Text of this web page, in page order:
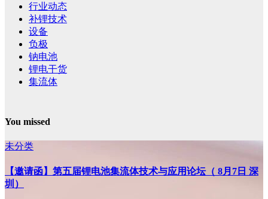
行业动态
补锂技术
设备
负极
钠电池
锂电干货
集流体
You missed
未分类
【邀请函】第五届锂电池集流体技术与应用论坛（ 8月7日 深
圳）